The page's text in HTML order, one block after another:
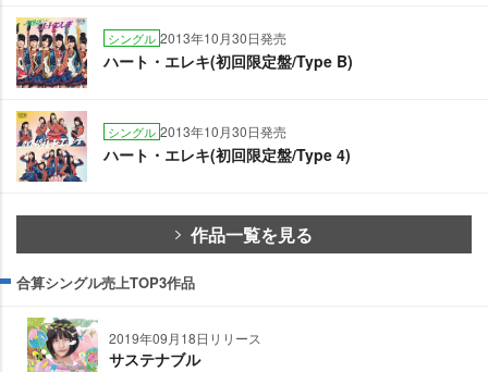
シングル 2013年10月30日発売
ハート・エレキ(初回限定盤/Type B)
シングル 2013年10月30日発売
ハート・エレキ(初回限定盤/Type 4)
作品一覧を見る
合算シングル売上TOP3作品
2019年09月18日リリース
サステナブル